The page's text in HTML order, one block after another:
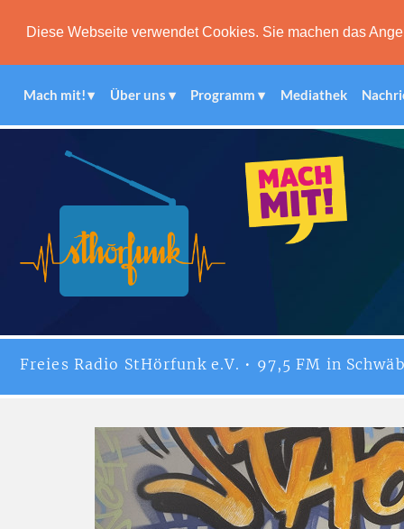
Diese Webseite verwendet Cookies. Sie machen das
Mach mit! Über uns Programm Mediathek
Freies Radio StHörfunke.V. • 97,5 FM in